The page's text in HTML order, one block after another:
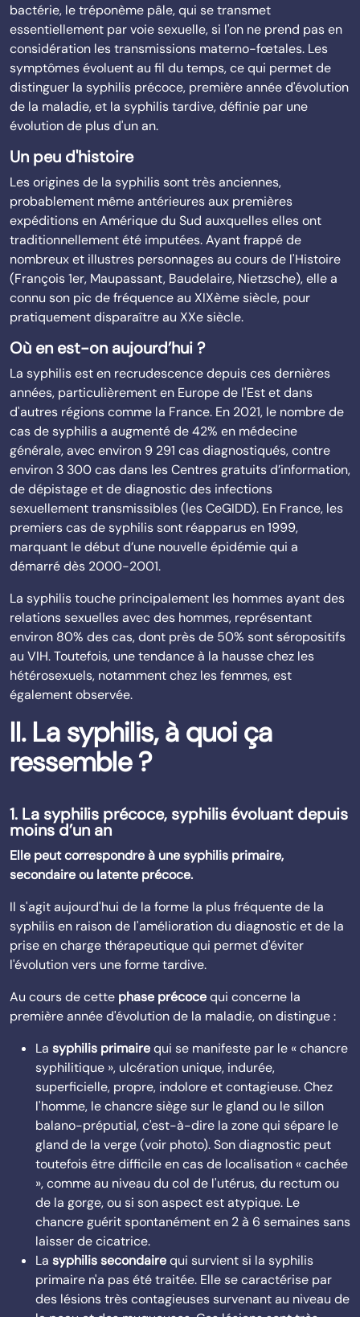
bactérie, le tréponème pâle, qui se transmet
essentiellement par voie sexuelle, si l'on ne prend pas en
considération les transmissions materno-fœtales. Les
symptômes évoluent au fil du temps, ce qui permet de
distinguer la syphilis précoce, première année d'évolution
de la maladie, et la syphilis tardive, définie par une
évolution de plus d'un an.
Un peu d'histoire
Les origines de la syphilis sont très anciennes,
probablement même antérieures aux premières
expéditions en Amérique du Sud auxquelles elles ont
traditionnellement été imputées. Ayant frappé de
nombreux et illustres personnages au cours de l'Histoire
(François 1er, Maupassant, Baudelaire, Nietzsche), elle a
connu son pic de fréquence au XIXème siècle, pour
pratiquement disparaître au XXe siècle.
Où en est-on aujourd’hui ?
La syphilis est en recrudescence depuis ces dernières
années, particulièrement en Europe de l'Est et dans
d'autres régions comme la France. En 2021, le nombre de
cas de syphilis a augmenté de 42% en médecine
générale, avec environ 9 291 cas diagnostiqués, contre
environ 3 300 cas dans les Centres gratuits d’information,
de dépistage et de diagnostic des infections
sexuellement transmissibles (les CeGIDD). En France, les
premiers cas de syphilis sont réapparus en 1999,
marquant le début d’une nouvelle épidémie qui a
démarré dès 2000-2001.
La syphilis touche principalement les hommes ayant des
relations sexuelles avec des hommes, représentant
environ 80% des cas, dont près de 50% sont séropositifs
au VIH. Toutefois, une tendance à la hausse chez les
hétérosexuels, notamment chez les femmes, est
également observée.
II. La syphilis, à quoi ça
ressemble ?
1. La syphilis précoce, syphilis évoluant depuis
moins d’un an
Elle peut correspondre à une syphilis primaire,
secondaire ou latente précoce.
Il s'agit aujourd'hui de la forme la plus fréquente de la
syphilis en raison de l'amélioration du diagnostic et de la
prise en charge thérapeutique qui permet d'éviter
l'évolution vers une forme tardive.
Au cours de cette phase précocequi concerne la
première année d'évolution de la maladie, on distingue :
La syphilis primairequi se manifeste par le « chancre
syphilitique », ulcération unique, indurée,
superficielle, propre, indolore et contagieuse. Chez
l'homme, le chancre siège sur le gland ou le sillon
balano-préputial, c'est-à-dire la zone qui sépare le
gland de la verge (voir photo). Son diagnostic peut
toutefois être difficile en cas de localisation « cachée
», comme au niveau du col de l'utérus, du rectum ou
de la gorge, ou si son aspect est atypique. Le
chancre guérit spontanément en 2 à 6 semaines sans
laisser de cicatrice.
La syphilis secondairequi survient si la syphilis
primaire n'a pas été traitée. Elle se caractérise par
des lésions très contagieuses survenant au niveau de